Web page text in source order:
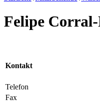
Felipe
Kontakt
Telefon
Fax